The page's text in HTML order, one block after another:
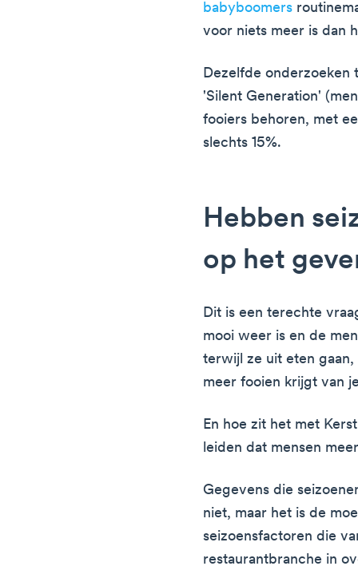
babyboomers
voor niets meer is dan
Dezelfde onderzoeken
'Silent Generation'
fooiers behoren, met
slechts 15%.
Hebben
op het
Dit is een terechte
mooi weer is en de
terwijl ze uit eten
meer fooien krijgt van
En hoe zit het met
leiden dat mensen
Gegevens die
niet, maar het is de
seizoensfactoren die
restaurantbranche in